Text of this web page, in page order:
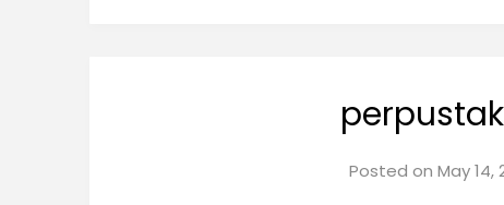
Posted on May 14,